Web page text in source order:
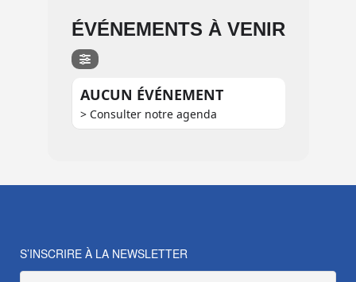
ÉVÉNEMENTS À VENIR
AUCUN ÉVÉNEMENT
> Consulter notre agenda
S’INSCRIRE À LA NEWSLETTER